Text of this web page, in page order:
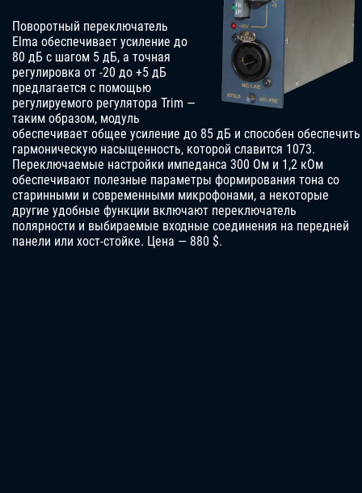
Поворотный переключатель
Elma обеспечивает усиление до
80 дБ с шагом 5 дБ, а точная
регулировка от -20 до +5 дБ
предлагается с помощью
регулируемого регулятора Trim —
таким образом, модуль
обеспечивает общее усиление до 85 дБ и способен обеспечить
гармоническую насыщенность, которой славится 1073.
Переключаемые настройки импеданса 300 Ом и 1,2 кОм
обеспечивают полезные параметры формирования тона со
старинными и современными микрофонами, а некоторые
другие удобные функции включают переключатель
полярности и выбираемые входные соединения на передней
панели или хост-стойке. Цена — 880 $.